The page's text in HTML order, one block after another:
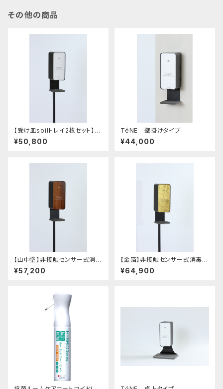
その他の商品
【受け皿soilトレイ2枚セット】
非接触センサー式 消毒液スタ
ンド
¥50,800
TéNE 壁掛けタイプ
¥44,000
【山中塗】非接触センサー式消毒
液スタンド(組み立て式)
¥57,200
【金箔】非接触センサー式消毒液
スタンド(組み立て式)
¥64,900